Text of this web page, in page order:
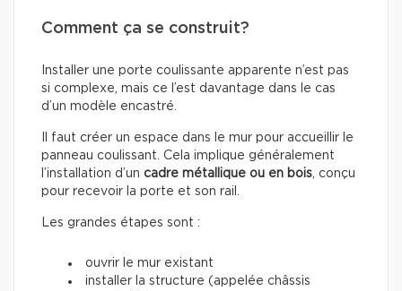
Comment ça se construit?
Installer une porte coulissante apparente n’est pas
si complexe, mais ce l’est davantage dans le cas
d’un modèle encastré.
Il faut créer un espace dans le mur pour accueillir le
panneau coulissant. Cela implique généralement
l’installation d’un cadre métallique ou en bois , conçu
pour recevoir la porte et son rail.
Les grandes étapes sont :
ouvrir le mur existant
installer la structure (appelée châssis